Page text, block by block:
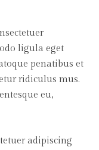
ligula eget
penatibus et
ridiculus mus.
eu,
adipiscing